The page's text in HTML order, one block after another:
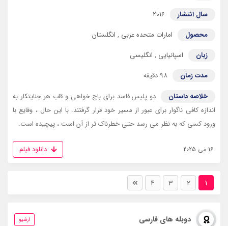
سال انتشار
2016
محصول
امارات متحده عربی , انگلستان
زبان
اسپانیایی , انگلیسی
مدت زمان
98 دقیقه
خلاصه داستان
دو پلیس فاسد برای باج خواهی و قاب هر جنایتکار به
اندازه کافی ناگوار برای عبور از مسیر خود قرار گرفتند. با این حال ، وقایع با
ورود کسی که به نظر می رسد حتی خطرناک تر از آن است ، پیچیده است.
16 می 2025 دانلود فیلم
1
2
3
4
دوبله های فارسی آرشیو